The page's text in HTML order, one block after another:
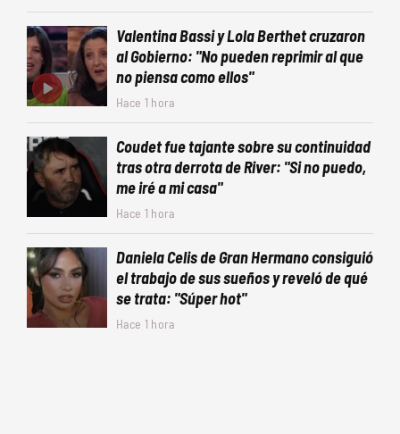
Valentina Bassi y Lola Berthet cruzaron
al Gobierno: "No pueden reprimir al que
no piensa como ellos"
Hace 1 hora
Coudet fue tajante sobre su continuidad
tras otra derrota de River: "Si no puedo,
me iré a mi casa"
Hace 1 hora
Daniela Celis de Gran Hermano consiguió
el trabajo de sus sueños y reveló de qué
se trata: "Súper hot"
Hace 1 hora